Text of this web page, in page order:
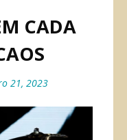
CADA
21, 2023